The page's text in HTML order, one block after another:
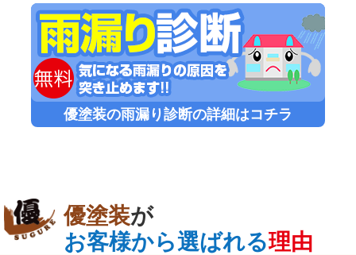
優塗装の雨漏り診断の詳細はコチラ
優塗装が
お客様から選ばれる理由